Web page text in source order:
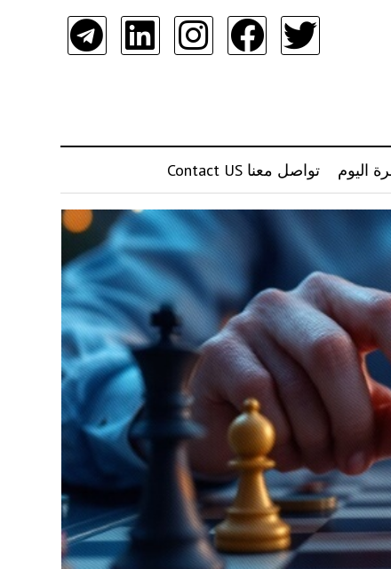
اليوم تواصل معنا Contact US